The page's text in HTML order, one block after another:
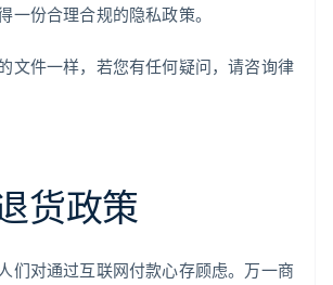
一份合理合规的隐私政策。
文件一样，若您有任何疑问，请咨询律
货政策
们对通过互联网付款心存顾虑。万一商